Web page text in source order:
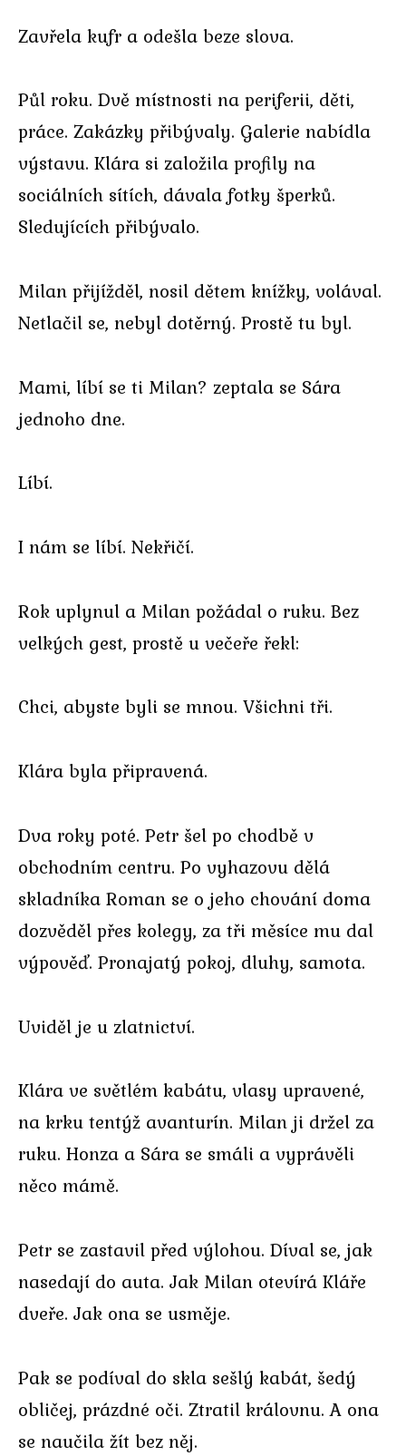
Zavřela kufr a odešla beze slova.
Půl roku. Dvě místnosti na periferii, děti,
práce. Zakázky přibývaly. Galerie nabídla
výstavu. Klára si založila profily na
sociálních sítích, dávala fotky šperků.
Sledujících přibývalo.
Milan přijížděl, nosil dětem knížky, volával.
Netlačil se, nebyl dotěrný. Prostě tu byl.
Mami, líbí se ti Milan? zeptala se Sára
jednoho dne.
Líbí.
I nám se líbí. Nekřičí.
Rok uplynul a Milan požádal o ruku. Bez
velkých gest, prostě u večeře řekl:
Chci, abyste byli se mnou. Všichni tři.
Klára byla připravená.
Dva roky poté. Petr šel po chodbě v
obchodním centru. Po vyhazovu dělá
skladníka Roman se o jeho chování doma
dozvěděl přes kolegy, za tři měsíce mu dal
výpověď. Pronajatý pokoj, dluhy, samota.
Uviděl je u zlatnictví.
Klára ve světlém kabátu, vlasy upravené,
na krku tentýž avanturín. Milan ji držel za
ruku. Honza a Sára se smáli a vyprávěli
něco mámě.
Petr se zastavil před výlohou. Díval se, jak
nasedají do auta. Jak Milan otevírá Kláře
dveře. Jak ona se usměje.
Pak se podíval do skla sešlý kabát, šedý
obličej, prázdné oči. Ztratil královnu. A ona
se naučila žít bez něj.